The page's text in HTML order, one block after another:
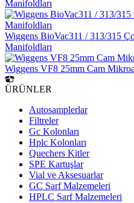
Manifoldları
Wiggens BioVac311 / 313/315
Manifoldları
Wiggens VF8 25mm Cam
ÜRÜNLER
Autosamplerlar
Filtreler
Gc Kolonları
Hplc Kolonları
Quechers Kitler
SPE Kartuşlar
Vial ve Aksesuarlar
GC Sarf Malzemeleri
HPLC Sarf Malzemeleri